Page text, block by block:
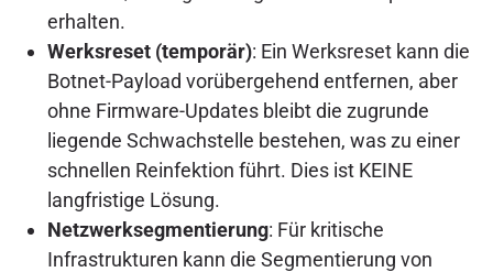
erhalten.
Werksreset (temporär): Ein Werksreset kann die
Botnet-Payload vorübergehend entfernen, aber
ohne Firmware-Updates bleibt die zugrunde
liegende Schwachstelle bestehen, was zu einer
schnellen Reinfektion führt. Dies ist KEINE
langfristige Lösung.
Netzwerksegmentierung: Für kritische
Infrastrukturen kann die Segmentierung von